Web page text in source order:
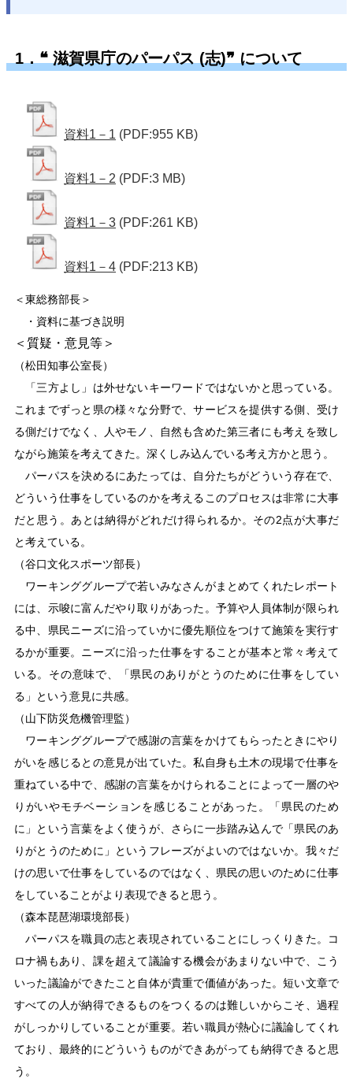
1．❝ 滋賀県庁のパーパス (志)❞ について
資料1－1 (PDF:955 KB)
資料1－2 (PDF:3 MB)
資料1－3 (PDF:261 KB)
資料1－4 (PDF:213 KB)
＜東総務部長＞
・資料に基づき説明
＜質疑・意見等＞
（松田知事公室長）
「三方よし」は外せないキーワードではないかと思っている。
これまでずっと県の様々な分野で、サービスを提供する側、受け
る側だけでなく、人やモノ、自然も含めた第三者にも考えを致し
ながら施策を考えてきた。深くしみ込んでいる考え方かと思う。
パーパスを決めるにあたっては、自分たちがどういう存在で、
どういう仕事をしているのかを考えるこのプロセスは非常に大事
だと思う。あとは納得がどれだけ得られるか。その2点が大事だ
と考えている。
（谷口文化スポーツ部長）
ワーキンググループで若いみなさんがまとめてくれたレポート
には、示唆に富んだやり取りがあった。予算や人員体制が限られ
る中、県民ニーズに沿っていかに優先順位をつけて施策を実行す
るかが重要。ニーズに沿った仕事をすることが基本と常々考えて
いる。その意味で、「県民のありがとうのために仕事をしてい
る」という意見に共感。
（山下防災危機管理監）
ワーキンググループで感謝の言葉をかけてもらったときにやり
がいを感じるとの意見が出ていた。私自身も土木の現場で仕事を
重ねている中で、感謝の言葉をかけられることによって一層のや
りがいやモチベーションを感じることがあった。「県民のため
に」という言葉をよく使うが、さらに一歩踏み込んで「県民のあ
りがとうのために」というフレーズがよいのではないか。我々だ
けの思いで仕事をしているのではなく、県民の思いのために仕事
をしていることがより表現できると思う。
（森本琵琶湖環境部長）
パーパスを職員の志と表現されていることにしっくりきた。コ
ロナ禍もあり、課を超えて議論する機会があまりない中で、こう
いった議論ができたこと自体が貴重で価値があった。短い文章で
すべての人が納得できるものをつくるのは難しいからこそ、過程
がしっかりしていることが重要。若い職員が熱心に議論してくれ
ており、最終的にどういうものができあがっても納得できると思
う。